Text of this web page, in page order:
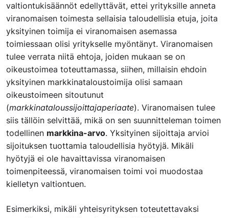
valtiontukisäännöt edellyttävät, ettei yrityksille anneta
viranomaisen toimesta sellaisia taloudellisia etuja, joita
yksityinen toimija ei viranomaisen asemassa
toimiessaan olisi yritykselle myöntänyt. Viranomaisen
tulee verrata niitä ehtoja, joiden mukaan se on
oikeustoimea toteuttamassa, siihen, millaisin ehdoin
yksityinen markkinataloustoimija olisi samaan
oikeustoimeen sitoutunut
(markkinataloussijoittajaperiaate). Viranomaisen tulee
siis tällöin selvittää, mikä on sen suunnitteleman toimen
todellinen markkina-arvo. Yksityinen sijoittaja arvioi
sijoituksen tuottamia taloudellisia hyötyjä. Mikäli
hyötyjä ei ole havaittavissa viranomaisen
toimenpiteessä, viranomaisen toimi voi muodostaa
kielletyn valtiontuen.
Esimerkiksi, mikäli yhteisyrityksen toteutettavaksi